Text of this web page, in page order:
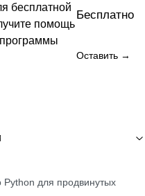
бесплатной
помощь
Бесплатно
Оставить →
для продвинутых